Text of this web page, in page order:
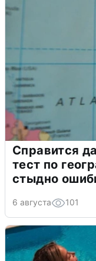
Справится
тест по
стыдно
6 августа 101